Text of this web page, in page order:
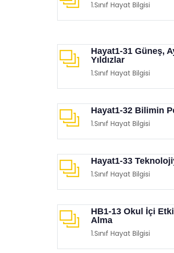
1.Sınıf Hayat Bilgisi
Hayat1-31 Güneş,
Yıldızlar
1.Sınıf Hayat Bilgisi
Hayat1-32 Bilimin
1.Sınıf Hayat Bilgisi
Hayat1-33
1.Sınıf Hayat Bilgisi
HB1-13 Okul İçi
Alma
1.Sınıf Hayat Bilgisi